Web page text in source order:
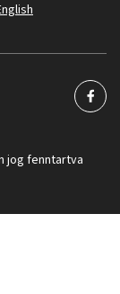
jog fenntartva